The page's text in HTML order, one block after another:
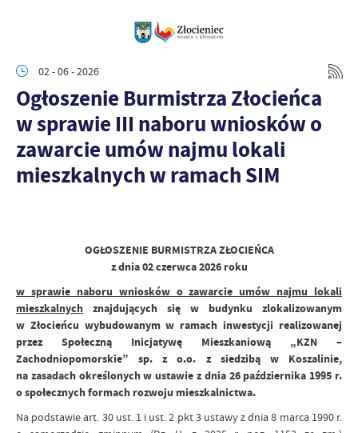
02 - 06 - 2026
Ogłoszenie Burmistrza Złocieńca
w sprawie III naboru wniosków o
zawarcie umów najmu lokali
mieszkalnych w ramach SIM
OGŁOSZENIE BURMISTRZA ZŁOCIEŃCA
z dnia 02 czerwca 2026 roku
w sprawie naboru wniosków o zawarcie umów najmu lokali
mieszkalnych znajdujących się w budynku zlokalizowanym
w Złocieńcu wybudowanym w ramach inwestycji realizowanej
przez Społeczną Inicjatywę Mieszkaniową „KZN –
Zachodniopomorskie” sp. z o.o. z siedzibą w Koszalinie,
na zasadach określonych w ustawie z dnia 26 października 1995 r.
o społecznych formach rozwoju mieszkalnictwa.
Na podstawie art. 30 ust. 1 i ust. 2 pkt 3 ustawy z dnia 8 marca 1990 r.